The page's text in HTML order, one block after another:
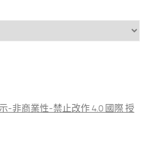
-非商業性-禁止改作 4.0 國際 授